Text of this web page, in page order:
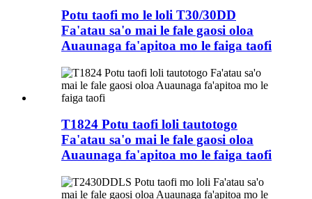
Potu taofi mo le loli T30/30DD
Fa'atau sa'o mai le fale gaosi oloa
Auaunaga fa'apitoa mo le faiga taofi
T1824 Potu taofi loli tautotogo
Fa'atau sa'o mai le fale gaosi oloa
Auaunaga fa'apitoa mo le faiga taofi